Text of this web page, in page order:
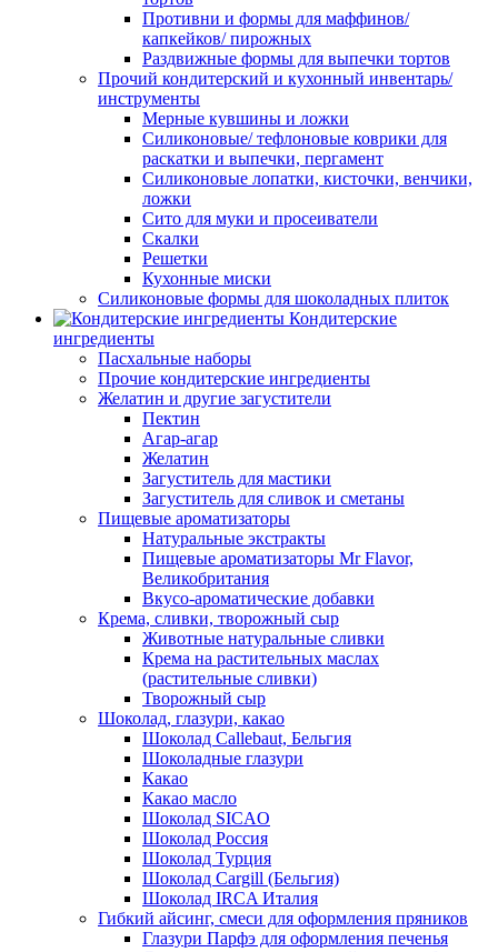
Противни и формы для маффинов/
капкейков/ пирожных
Раздвижные формы для выпечки тортов
Прочий кондитерский и кухонный инвентарь/
инструменты
Мерные кувшины и ложки
Силиконовые/ тефлоновые коврики для
раскатки и выпечки, пергамент
Силиконовые лопатки, кисточки, венчики,
ложки
Сито для муки и просеиватели
Скалки
Решетки
Кухонные миски
Силиконовые формы для шоколадных плиток
Кондитерские
ингредиенты
Пасхальные наборы
Прочие кондитерские ингредиенты
Желатин и другие загустители
Пектин
Агар-агар
Желатин
Загуститель для мастики
Загуститель для сливок и сметаны
Пищевые ароматизаторы
Натуральные экстракты
Пищевые ароматизаторы Mr Flavor,
Великобритания
Вкусо-ароматические добавки
Крема, сливки, творожный сыр
Животные натуральные сливки
Крема на растительных маслах
(растительные сливки)
Творожный сыр
Шоколад, глазури, какао
Шоколад Callebaut, Бельгия
Шоколадные глазури
Какао
Какао масло
Шоколад SICAO
Шоколад Россия
Шоколад Турция
Шоколад Cargill (Бельгия)
Шоколад IRCA Италия
Гибкий айсинг, смеси для оформления пряников
Глазури Парфэ для оформления печенья